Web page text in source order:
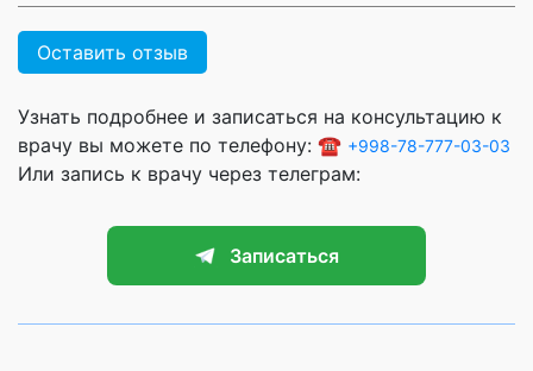
Оставить отзыв
Узнать подробнее и записаться на консультацию к
врачу вы можете по телефону: ☎️ +998-78-777-03-03
Или запись к врачу через телеграм:
Записаться